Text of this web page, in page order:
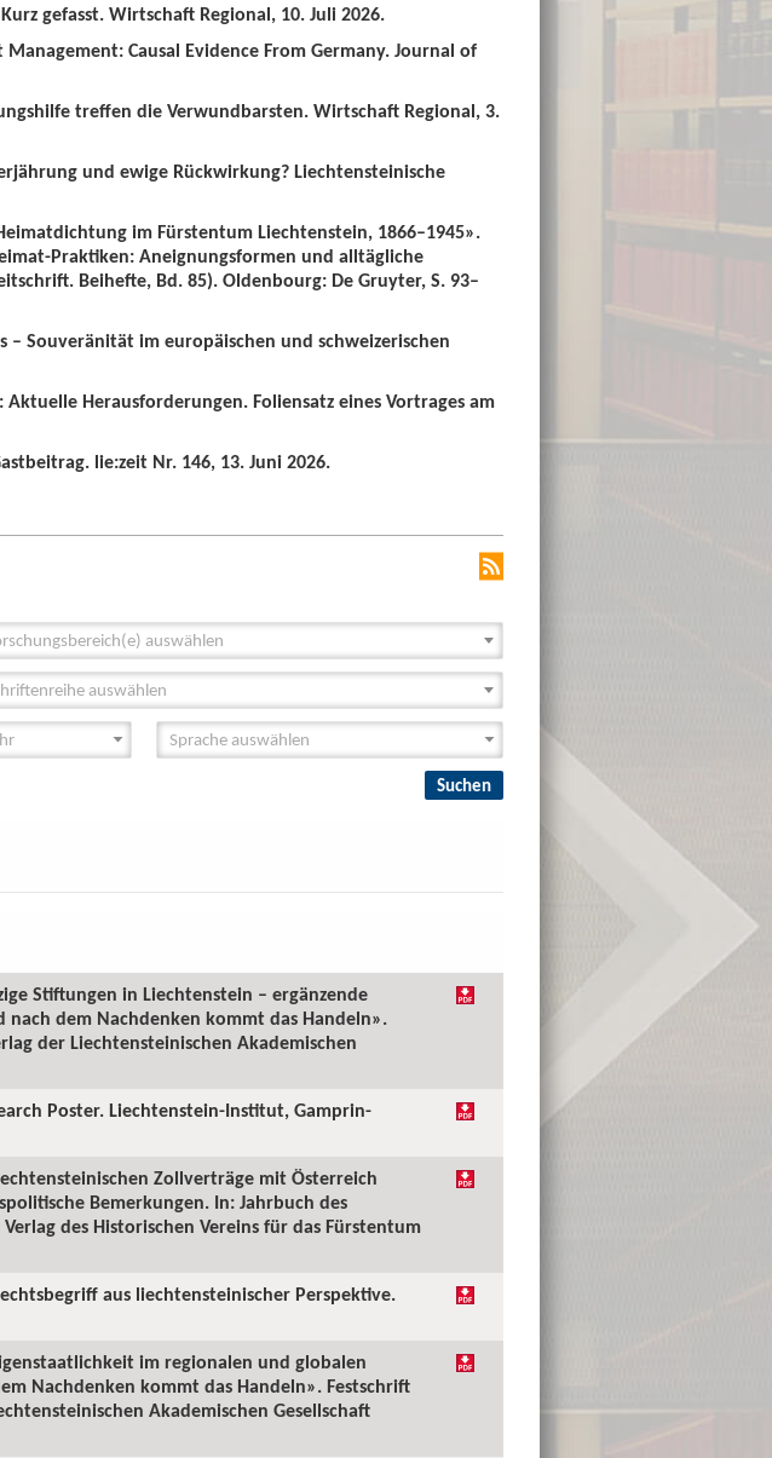
gefasst. Wirtschaft Regional, 10. Juli 2026.
Causal Evidence From Germany. Journal of
treffen die Verwundbarsten. Wirtschaft Regional, 3.
und ewige Rückwirkung? Liechtensteinische
im Fürstentum Liechtenstein, 1866–1945».
Praktiken: Aneignungsformen und alltägliche
Beihefte, Bd. 85). Oldenbourg: De Gruyter, S. 93–
Souveränität im europäischen und schweizerischen
Herausforderungen. Foliensatz eines Vortrages am
lie:zeit Nr. 146, 13. Juni 2026.
auswählen
auswählen
Stiftungen in Liechtenstein – ergänzende
nach dem Nachdenken kommt das Handeln».
der Liechtensteinischen Akademischen
Poster. Liechtenstein-Institut, Gamprin-
Zollverträge mit Österreich
Bemerkungen. In: Jahrbuch des
des Historischen Vereins für das Fürstentum
aus liechtensteinischer Perspektive.
im regionalen und globalen
Nachdenken kommt das Handeln». Festschrift
Akademischen Gesellschaft